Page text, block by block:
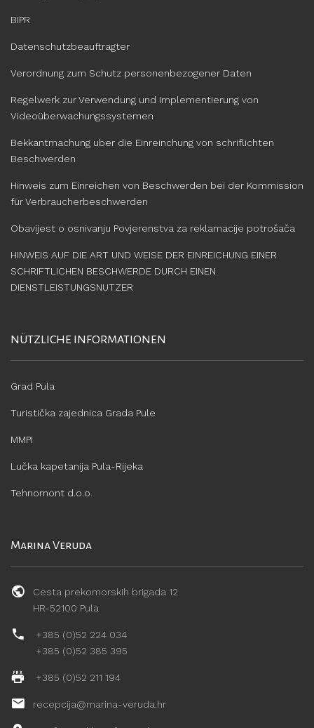
BIPR
Datenschutzbeauftragter
Verordnung zum Schutz personenbezogener Daten
Regelwerk zur Verwendung und Implementierung von
Videoüberwachungssystemen
Bekkantmachung uber die Einreinchung von schriflichten
Beschwerden
Hinweis zum Einreichen von Beschwerden bei der Kommission
für Verbraucherbeschwerden
Obavijest o osnivanju Povjerenstva za reklamacije potrošača
HINWEIS AUF DIE ART UND WEISE DER EINREICHUNG EINER
SCHRIFTLICHEN BESCHWERDE DURCH EINEN
DIENSTLEISTUNGSNUTZER
NÜTZLICHE INFORMATIONEN
Grad Pula
Turistička zajednica Grada Pule
MMPI
Lučka kapetanija Pula-Rijeka
Tehnomont d.o.o.
Marina Veruda
Cesta prekomorskih brigada 12
HR-52100 Pula
+385 (0)52 224 034
+385 (0)52 385 395
+385 (0)52 211 194
recepcija@marina-veruda.hr